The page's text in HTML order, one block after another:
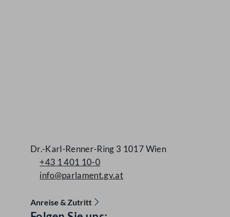
Dr.-Karl-Renner-Ring 3 1017 Wien
+43 1 401 10-0
info@parlament.gv.at
Anreise & Zutritt